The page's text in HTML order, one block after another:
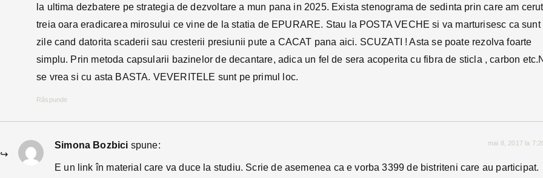
la ultima dezbatere pe strategia de dezvoltare a mun pana in 2025. Exista stenograma de sedinta prin care am
treia oara eradicarea mirosului ce vine de la statia de EPURARE. Stau la POSTA VECHE si va marturisesc ca sunt
zile cand datorita scaderii sau cresterii presiunii pute a CACAT pana aici. SCUZATI ! Asta se poate rezolva foarte
simplu. Prin metoda capsularii bazinelor de decantare, adica un fel de sera acoperita cu fibra de sticla , carbon
se vrea si cu asta BASTA. VEVERITELE sunt pe primul loc.
Răspunde
Simona Bozbici spune: mai 8, 2017 la
E un link în material care va duce la studiu. Scrie de asemenea ca e vorba 3399 de bistriteni care au participat.